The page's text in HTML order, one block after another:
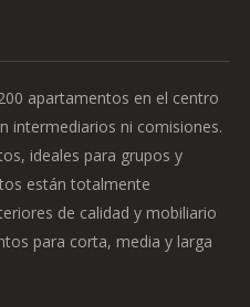
apartamentos en el centro
intermediarios ni comisiones.
ideales para grupos y
están totalmente
de calidad y mobiliario
para corta, media y larga